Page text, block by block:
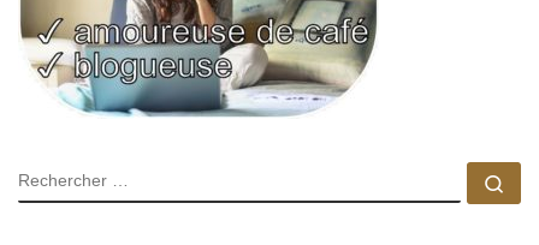
SEARCH